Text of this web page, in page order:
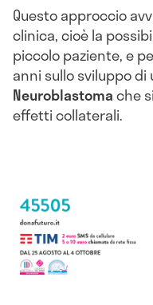
Questo approccio
clinica, cioè la
piccolo paziente, e
anni sullo sviluppo di
Neuroblastomache
effetti collaterali.